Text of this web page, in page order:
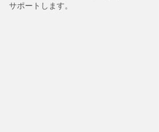
サポートします。